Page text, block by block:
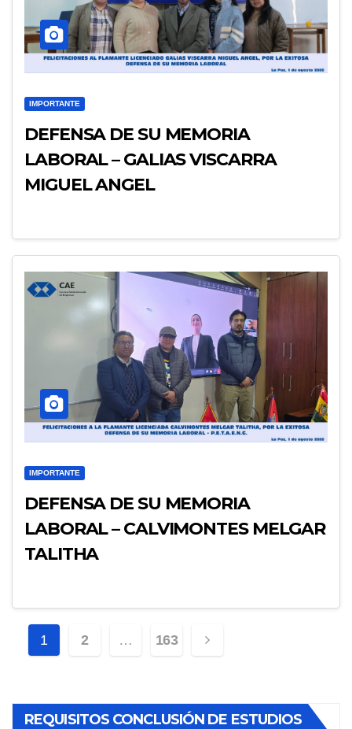
IMPORTANTE
DEFENSA DE SU MEMORIA
LABORAL – GALIAS VISCARRA
MIGUEL ANGEL
IMPORTANTE
DEFENSA DE SU MEMORIA
LABORAL – CALVIMONTES MELGAR
TALITHA
Navegación
entradas
1 2 … 163
REQUISITOS CONCLUSIÓN DE ESTUDIOS